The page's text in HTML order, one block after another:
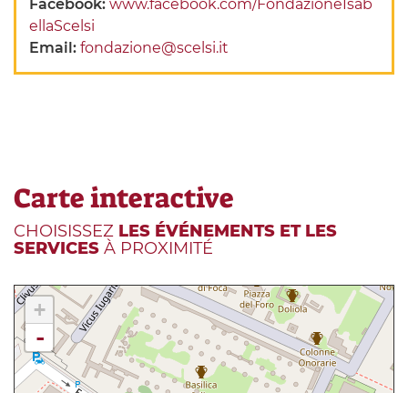
Facebook:www.facebook.com/FondazioneIsab
ellaScelsi
Email:fondazione@scelsi.it
Carte interactive
CHOISISSEZ LES ÉVÉNEMENTS ET LES
SERVICES À PROXIMITÉ
+
-